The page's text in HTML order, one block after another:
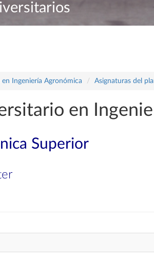
Ingeniería Agronómica Asignaturas del
en
Superior